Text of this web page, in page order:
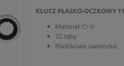
KLUCZ PŁASKO-OCZKOWY
Materiał: Cr-V
72 zęby
Plastikowa zawieszka